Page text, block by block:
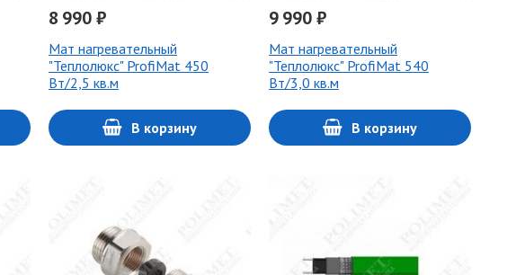
8 990 ₽
Мат нагревательный
"Теплолюкс" ProfiMat 450
Вт/2,5 кв.м
В корзину
9 990 ₽
Мат нагревательный
"Теплолюкс" ProfiMat 540
Вт/3,0 кв.м
В корзину